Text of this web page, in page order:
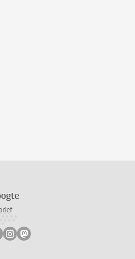
op facebook
op youtube
Volg ons op linkedin
Volg ons op instagram
Volg ons op mastodon